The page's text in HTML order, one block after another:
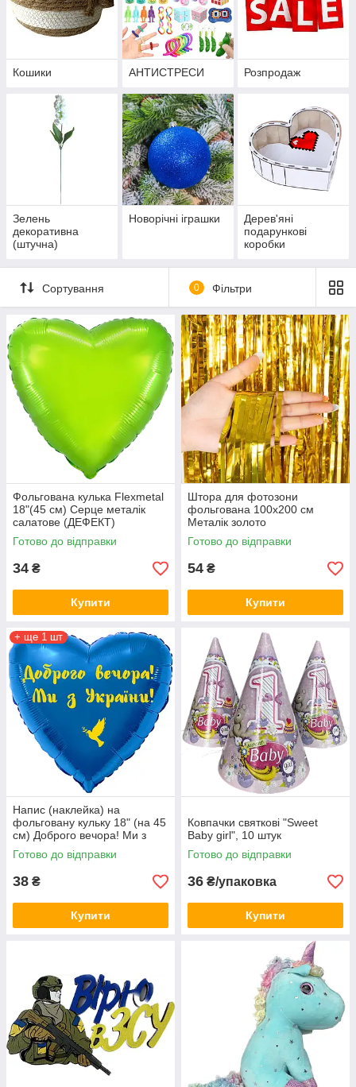
Кошики АНТИСТРЕСИ Розпродаж
Зелень
декоративна
(штучна)
Новорічні іграшки
Дерев'яні
подарункові
коробки
Сортування 0 Фільтри
Фольгована кулька Flexmetal
18"(45 см) Серце металік
салатове (ДЕФЕКТ)
Готово до відправки
34 ₴
Купити
Штора для фотозони
фольгована 100х200 см
Металік золото
Готово до відправки
54 ₴
Купити
+ ще 1 шт
Напис (наклейка) на
фольговану кульку 18" (на 45
см) Доброго вечора! Ми з
України! (будь-який колір)
Готово до відправки
38 ₴
Купити
Ковпачки святкові "Sweet
Baby girl", 10 штук
Готово до відправки
36 ₴/упаковка
Купити